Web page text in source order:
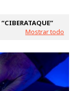
CIBERATAQUE
Mostrar todo